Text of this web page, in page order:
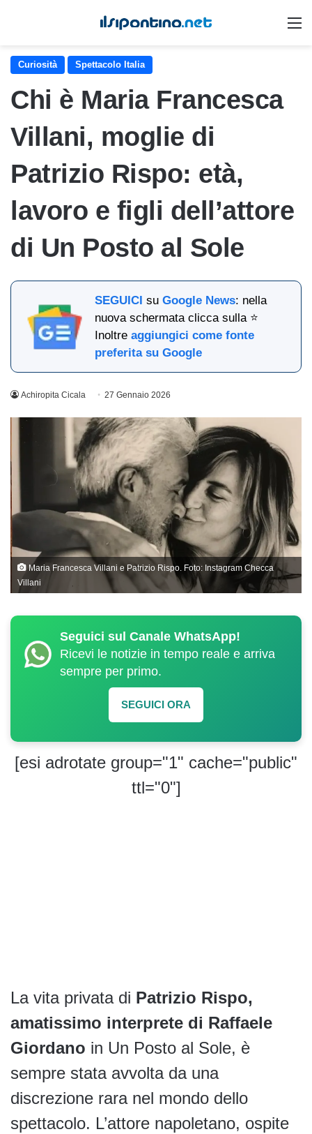
Curiosità Spettacolo Italia
Chi è Maria Francesca
Villani, moglie di
Patrizio Rispo: età,
lavoro e figli dell’attore
di Un Posto al Sole
SEGUICI suGoogle News: nella
nuova schermata clicca sulla ⭐
Inoltreaggiungici come fonte
preferita su Google
Achiropita Cicala 27 Gennaio 2026
Maria Francesca Villani e Patrizio Rispo. Foto: Instagram Checca
Villani
Seguici sul Canale WhatsApp!
Ricevi le notizie in tempo reale e arriva
sempre per primo.
SEGUICI ORA
[esi adrotate group="1" cache="public"
ttl="0"]
La vita privata di Patrizio Rispo,
amatissimo interprete di Raffaele
Giordano in Un Posto al Sole, è
sempre stata avvolta da una
discrezione rara nel mondo dello
spettacolo. L’attore napoletano, ospite